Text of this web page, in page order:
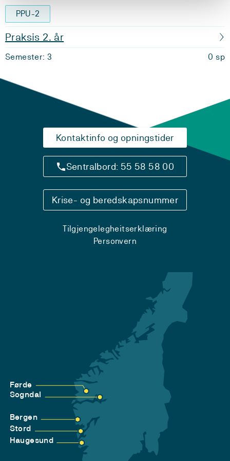
PPU-2
Praksis 2. år
Semester: 3 0 sp
Kontaktinfo og opningstider
Sentralbord: 55 58 58 00
Krise- og beredskapsnummer
Tilgjengelegheitserklæring
Personvern
Førde
Sogndal
Bergen
Stord
Haugesund